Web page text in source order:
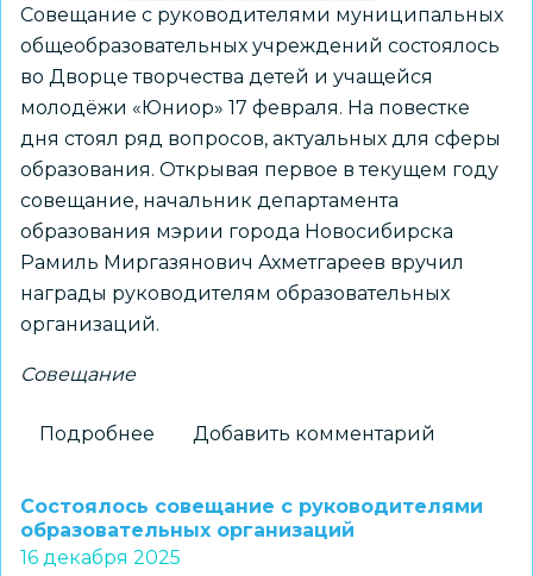
Совещание с руководителями муниципальных
общеобразовательных учреждений состоялось
во Дворце творчества детей и учащейся
молодёжи «Юниор» 17 февраля. На повестке
дня стоял ряд вопросов, актуальных для сферы
образования. Открывая первое в текущем году
совещание, начальник департамента
образования мэрии города Новосибирска
Рамиль Миргазянович Ахметгареев вручил
награды руководителям образовательных
организаций.
Совещание
Подробнее
образовательных
учреждений
Добавить комментарий
Состоялось совещание с руководителями
образовательных организаций
16 декабря 2025